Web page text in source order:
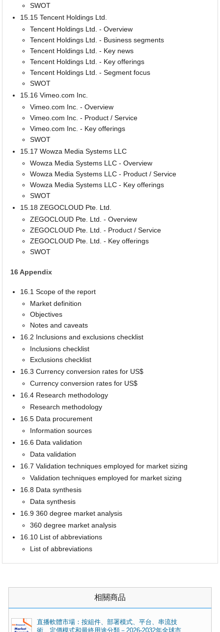
SWOT
15.15 Tencent Holdings Ltd.
Tencent Holdings Ltd. - Overview
Tencent Holdings Ltd. - Business segments
Tencent Holdings Ltd. - Key news
Tencent Holdings Ltd. - Key offerings
Tencent Holdings Ltd. - Segment focus
SWOT
15.16 Vimeo.com Inc.
Vimeo.com Inc. - Overview
Vimeo.com Inc. - Product / Service
Vimeo.com Inc. - Key offerings
SWOT
15.17 Wowza Media Systems LLC
Wowza Media Systems LLC - Overview
Wowza Media Systems LLC - Product / Service
Wowza Media Systems LLC - Key offerings
SWOT
15.18 ZEGOCLOUD Pte. Ltd.
ZEGOCLOUD Pte. Ltd. - Overview
ZEGOCLOUD Pte. Ltd. - Product / Service
ZEGOCLOUD Pte. Ltd. - Key offerings
SWOT
16 Appendix
16.1 Scope of the report
Market definition
Objectives
Notes and caveats
16.2 Inclusions and exclusions checklist
Inclusions checklist
Exclusions checklist
16.3 Currency conversion rates for US$
Currency conversion rates for US$
16.4 Research methodology
Research methodology
16.5 Data procurement
Information sources
16.6 Data validation
Data validation
16.7 Validation techniques employed for market sizing
Validation techniques employed for market sizing
16.8 Data synthesis
Data synthesis
16.9 360 degree market analysis
360 degree market analysis
16.10 List of abbreviations
List of abbreviations
相關商品
直播軟體市場：按組件、部署模式、平台、串流技